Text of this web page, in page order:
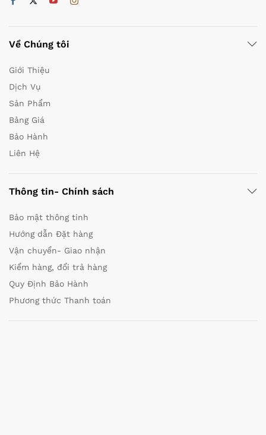
Về Chúng tôi
Giới Thiệu
Dịch Vụ
Sản Phẩm
Bảng Giá
Bảo Hành
Liên Hệ
Thông tin- Chính sách
Bảo mật thông tinh
Hướng dẫn Đặt hàng
Vận chuyển- Giao nhận
Kiểm hàng, đổi trả hàng
Quy Định Bảo Hành
Phương thức Thanh toán